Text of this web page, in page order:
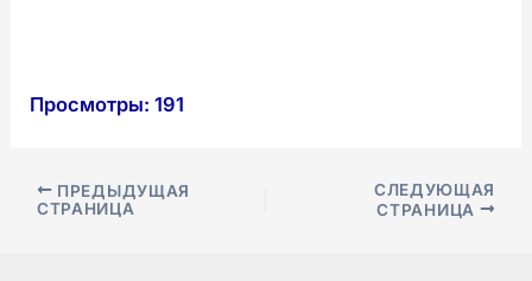
Просмотры: 191
Навигация
ПРЕДЫДУЩАЯ
СТРАНИЦА
СЛЕДУЮЩАЯ
СТРАНИЦА